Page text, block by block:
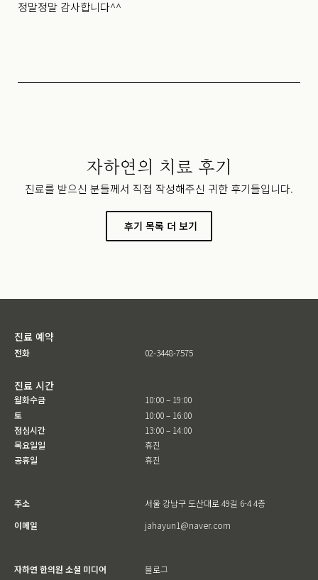
정말정말 감사합니다^^
자하연의 치료 후기
진료를 받으신 분들께서 직접 작성해주신 귀한 후기들입니다.
후기 목록 더 보기
진료 예약
전화 02-3448-7575
진료 시간
월화수금
토
점심시간
목요일일
공휴일
10:00 – 19:00
10:00 – 16:00
13:00 – 14:00
휴진
휴진
주소
서울 강남구 도산대로 49길 6-4 4층
이메일
jahayun1@naver.com
자하연 한의원 소셜 미디어
블로그